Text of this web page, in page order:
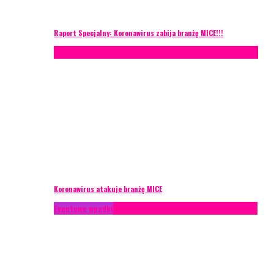
Raport Specjalny: Koronawirus zabija branżę MICE!!!
Koronawirus atakuje branżę MICE
Eventowe wpadki